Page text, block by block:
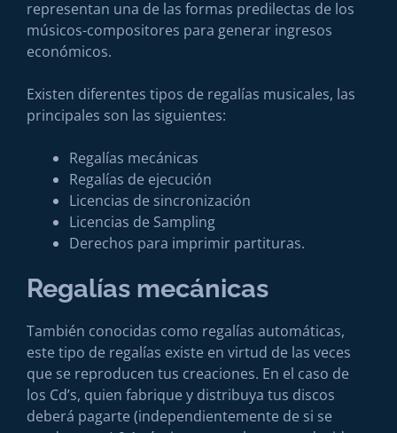
representan una de las formas predilectas de los
músicos-compositores para generar ingresos
económicos.
Existen diferentes tipos de regalías musicales, las
principales son las siguientes:
Regalías mecánicas
Regalías de ejecución
Licencias de sincronización
Licencias de Sampling
Derechos para imprimir partituras.
Regalías mecánicas
También conocidas como regalías automáticas,
este tipo de regalías existe en virtud de las veces
que se reproducen tus creaciones. En el caso de
los Cd’s, quien fabrique y distribuya tus discos
deberá pagarte (independientemente de si se